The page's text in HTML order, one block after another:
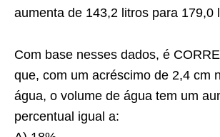
aumenta de 143,2 litros para 179,0
Com base nesses dados, é
que, com um acréscimo de 2,4 cm
água, o volume de água tem um
percentual igual a: